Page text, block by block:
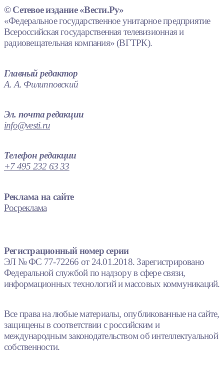
© Сетевое издание «Вести.Ру»
«Федеральное государственное унитарное предприятие
Всероссийская государственная телевизионная и
радиовещательная компания» (ВГТРК).
Главный редактор
А. А. Филипповский
Эл. почта редакции
info@vesti.ru
Телефон редакции
+7 495 232 63 33
Реклама на сайте
Росреклама
Регистрационный номер серии
ЭЛ № ФС 77-72266 от 24.01.2018. Зарегистрировано
Федеральной службой по надзору в сфере связи,
информационных технологий и массовых коммуникаций.
Все права на любые материалы, опубликованные на сайте,
защищены в соответствии с российским и
международным законодательством об интеллектуальной
собственности.